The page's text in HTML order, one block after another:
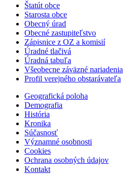
Štatút obce
Starosta obce
Obecný úrad
Obecné zastupiteľstvo
Zápisnice z OZ a komisií
Úradné tlačivá
Úradná tabuľa
Všeobecne záväzné nariadenia
Profil verejného obstarávateľa
Geografická poloha
Demografia
História
Kronika
Súčasnosť
Významné osobnosti
Cookies
Ochrana osobných údajov
Kontakt